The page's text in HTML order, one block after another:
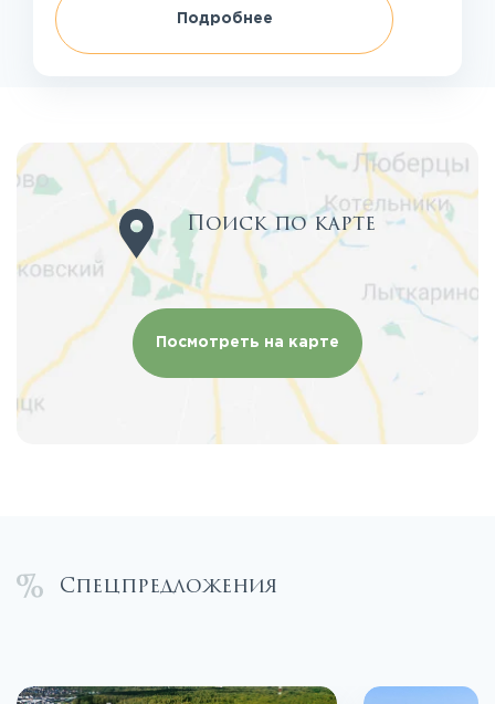
Подробнее
Поиск по карте
Посмотреть на карте
Спецпредложения